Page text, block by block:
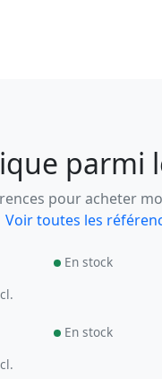
parmi
pour acheter
Voir toutes les
En stock
En stock